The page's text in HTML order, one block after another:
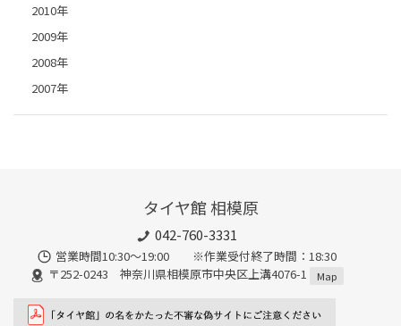
2010年
2009年
2008年
2007年
タイヤ館 相模原
042-760-3331
営業時間10:30～19:00 ※作業受付終了時間：18:30
〒252-0243 神奈川県相模原市中央区上溝4076-1
Map